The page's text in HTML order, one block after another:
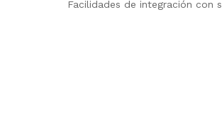
Facilidades de integración con